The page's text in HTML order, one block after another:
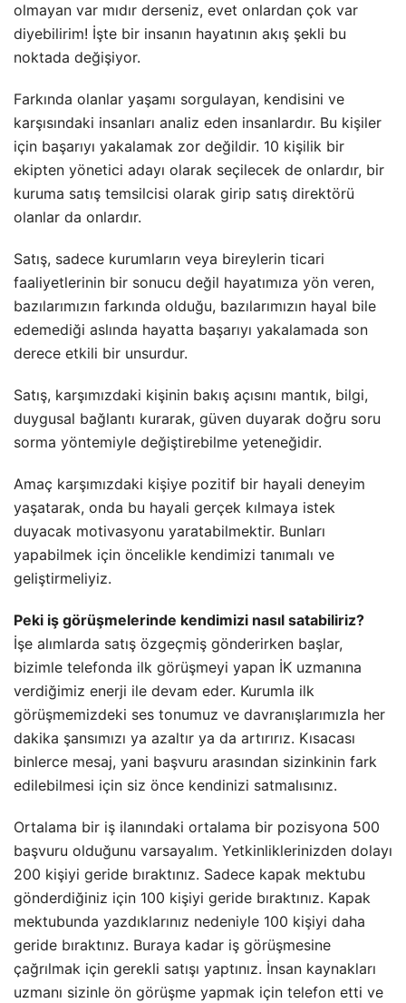
olmayan var mıdır derseniz, evet onlardan çok var
diyebilirim! İşte bir insanın hayatının akış şekli bu
noktada değişiyor.
Farkında olanlar yaşamı sorgulayan, kendisini ve
karşısındaki insanları analiz eden insanlardır. Bu kişiler
için başarıyı yakalamak zor değildir. 10 kişilik bir
ekipten yönetici adayı olarak seçilecek de onlardır, bir
kuruma satış temsilcisi olarak girip satış direktörü
olanlar da onlardır.
Satış, sadece kurumların veya bireylerin ticari
faaliyetlerinin bir sonucu değil hayatımıza yön veren,
bazılarımızın farkında olduğu, bazılarımızın hayal bile
edemediği aslında hayatta başarıyı yakalamada son
derece etkili bir unsurdur.
Satış, karşımızdaki kişinin bakış açısını mantık, bilgi,
duygusal bağlantı kurarak, güven duyarak doğru soru
sorma yöntemiyle değiştirebilme yeteneğidir.
Amaç karşımızdaki kişiye pozitif bir hayali deneyim
yaşatarak, onda bu hayali gerçek kılmaya istek
duyacak motivasyonu yaratabilmektir. Bunları
yapabilmek için öncelikle kendimizi tanımalı ve
geliştirmeliyiz.
Peki iş görüşmelerinde kendimizi nasıl satabiliriz?
İşe alımlarda satış özgeçmiş gönderirken başlar,
bizimle telefonda ilk görüşmeyi yapan İK uzmanına
verdiğimiz enerji ile devam eder. Kurumla ilk
görüşmemizdeki ses tonumuz ve davranışlarımızla her
dakika şansımızı ya azaltır ya da artırırız. Kısacası
binlerce mesaj, yani başvuru arasından sizinkinin fark
edilebilmesi için siz önce kendinizi satmalısınız.
Ortalama bir iş ilanındaki ortalama bir pozisyona 500
başvuru olduğunu varsayalım. Yetkinliklerinizden dolayı
200 kişiyi geride bıraktınız. Sadece kapak mektubu
gönderdiğiniz için 100 kişiyi geride bıraktınız. Kapak
mektubunda yazdıklarınız nedeniyle 100 kişiyi daha
geride bıraktınız. Buraya kadar iş görüşmesine
çağrılmak için gerekli satışı yaptınız. İnsan kaynakları
uzmanı sizinle ön görüşme yapmak için telefon etti ve